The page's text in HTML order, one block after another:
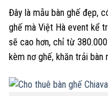
Đây là mẫu bàn ghế đẹp,
ghế mà Việt Hà event kể
sẽ cao hơn, chỉ từ
kèm nơ ghế, khăn trải